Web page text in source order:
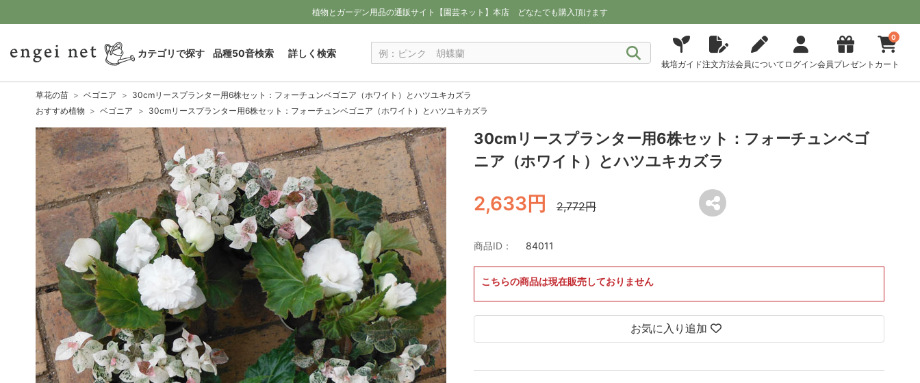
植物とガーデン用品の通販サイト【園芸ネット】本店 どなたでも購入頂けます
カテゴリで探す 品種50音検索 詳しく検索
栽培ガイド注文方法会員について ログイン会員プレゼント
0
カート
草花の苗 ベゴニア
30cmリースプランター用6株セット：フォーチュンベゴニア（ホワイト）とハツユキカズラ
おすすめ植物
ベゴニア 30cmリースプランター用6株セット：フォーチュンベゴニア（ホワイト）とハツユキカズラ
30cmリースプランター用6株セット：フォーチュンベゴ
ニア（ホワイト）とハツユキカズラ
2,633円 2,772円
商品ID： 84011
こちらの商品は現在販売しておりません
お気に入り追加